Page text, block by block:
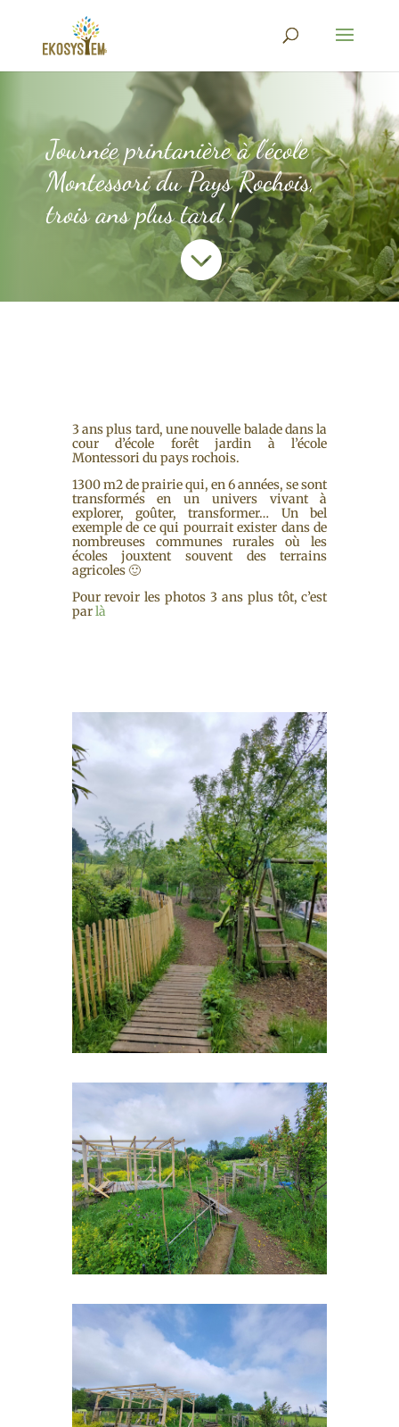
Journée printanière à l’école
Montessori du Pays Rochois,
trois ans plus tard !

3 ans plus tard, une nouvelle balade dans la
cour d’école forêt jardin à l’école
Montessori du pays rochois.
1300 m2 de prairie qui, en 6 années, se sont
transformés en un univers vivant à
explorer, goûter, transformer… Un bel
exemple de ce qui pourrait exister dans de
nombreuses communes rurales où les
écoles jouxtent souvent des terrains
agricoles 🙂
Pour revoir les photos 3 ans plus tôt, c’est
parlà